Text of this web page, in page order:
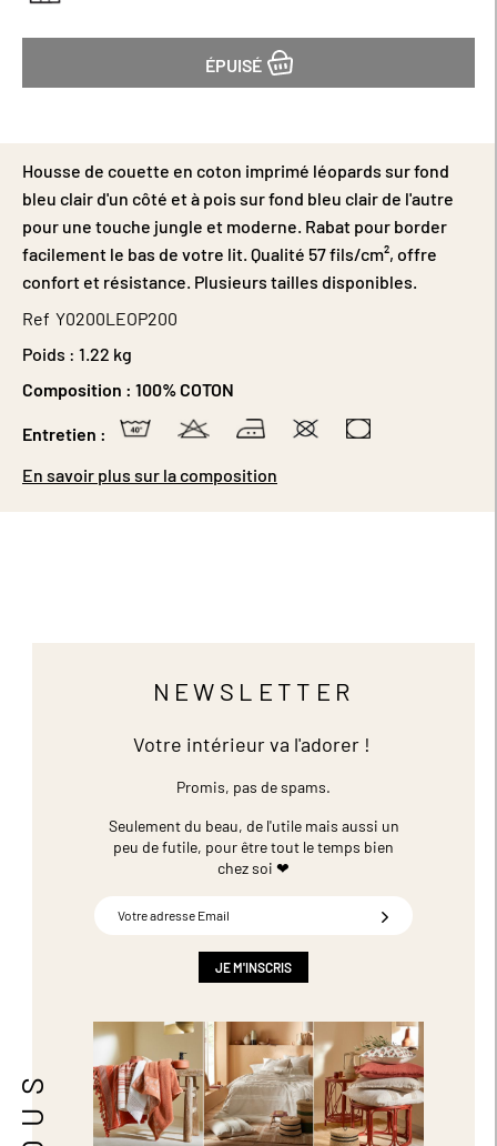
ÉPUISÉ
Housse de couette en coton imprimé léopards sur fond
bleu clair d'un côté et à pois sur fond bleu clair de l'autre
pour une touche jungle et moderne. Rabat pour border
facilement le bas de votre lit. Qualité 57 fils/cm², offre
confort et résistance. Plusieurs tailles disponibles.
Ref Y0200LEOP200
Poids : 1.22 kg
Composition : 100% COTON
Entretien :
En savoir plus sur la composition
NEWSLETTER
Votre intérieur va l'adorer !
Promis, pas de spams.
Seulement du beau, de l'utile mais aussi un
peu de futile, pour être tout le temps bien
chez soi ❤
JE M'INSCRIS